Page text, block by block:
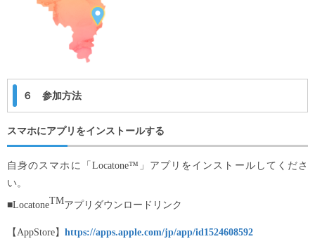
６ 参加方法
スマホにアプリをインストールする
自身のスマホに「Locatone™」アプリをインストールしてくださ
い。
■LocatoneTMアプリダウンロードリンク
【AppStore】 https://apps.apple.com/jp/app/id1524608592